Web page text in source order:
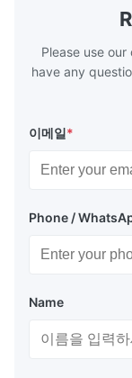
UV plate
making
Please use
have any
이메일*
Phone /
Name